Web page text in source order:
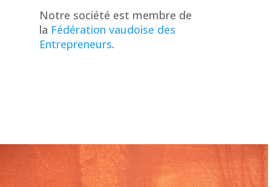
Notre société est membre de
la Fédération vaudoise des
Entrepreneurs.